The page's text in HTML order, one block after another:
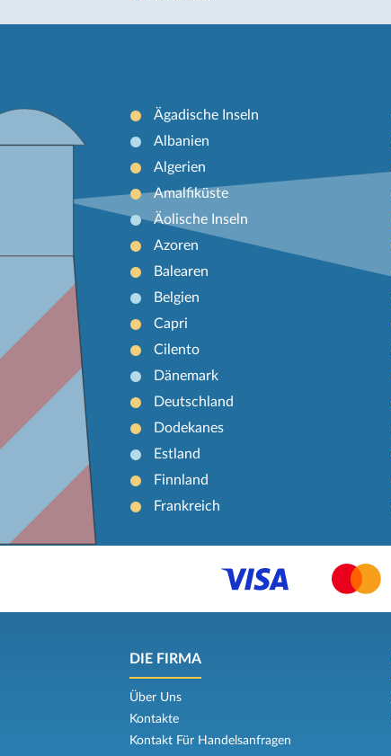
Ägadische Inseln
Albanien
Algerien
Amalfiküste
Äolische Inseln
Azoren
Balearen
Belgien
Capri
Cilento
Dänemark
Deutschland
Dodekanes
Estland
Finnland
Frankreich
DIE FIRMA
Über Uns
Kontakte
Kontakt Für Handelsanfragen